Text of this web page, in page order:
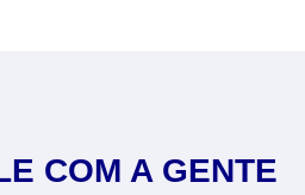
COM A GENTE